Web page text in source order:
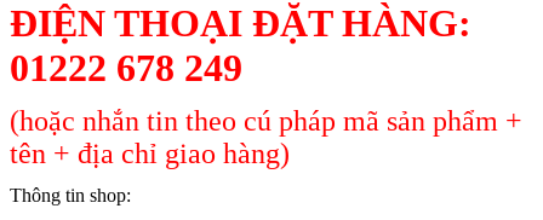
ĐIỆN THOẠI ĐẶT HÀNG:
01222 678 249
(hoặc nhắn tin theo cú pháp mã sản phẩm +
tên + địa chỉ giao hàng)
Thông tin shop: